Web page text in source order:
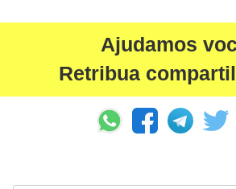
Ajudamos
Retribua
o
e
R